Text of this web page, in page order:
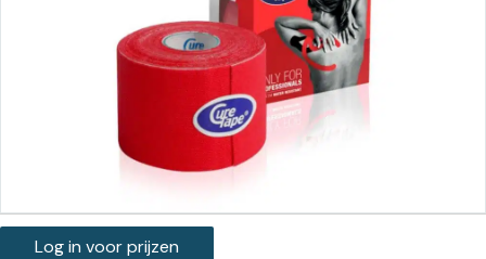
Log in voor prijzen